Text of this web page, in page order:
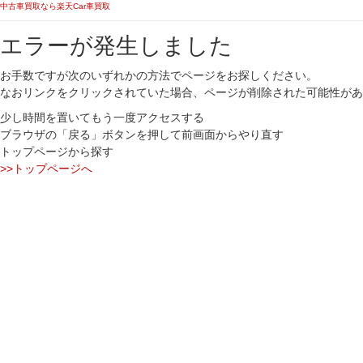
中古車買取なら楽天Car車買取
エラーが発生しました
お手数ですが次のいずれかの方法でページをお探しください。
なおリンクをクリックされていた場合、ページが削除された可能性が
少し時間を置いてもう一度アクセスする
ブラウザの「戻る」ボタンを押して前画面からやり直す
トップページから探す
>>トップページへ